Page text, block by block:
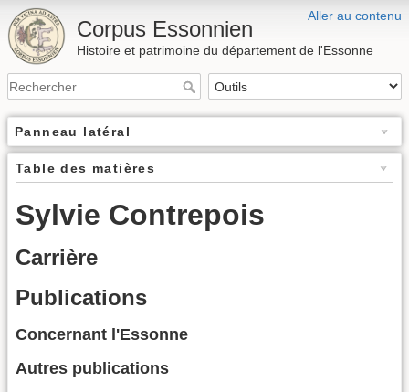
Aller au contenu
Corpus Essonnien
Histoire et patrimoine du département de l'Essonne
Panneau latéral
Table des matières
Sylvie Contrepois
Carrière
Publications
Concernant l'Essonne
Autres publications